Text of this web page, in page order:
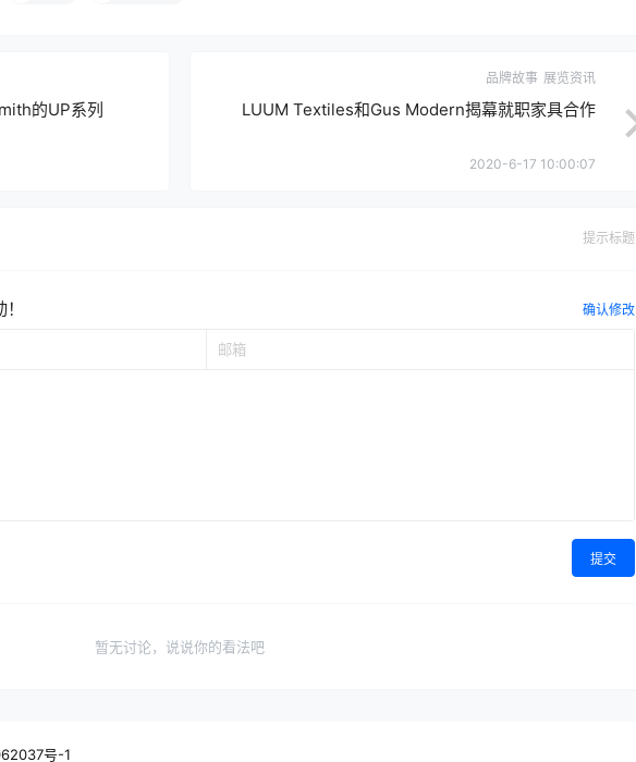
的UP系列
品牌故事 展览资讯
LUUM Textiles和Gus Modern揭幕就职家具合作
2020-6-17 10:00:07
提示标题
确认修改
提交
暂无讨论，说说你的看法吧
号-1